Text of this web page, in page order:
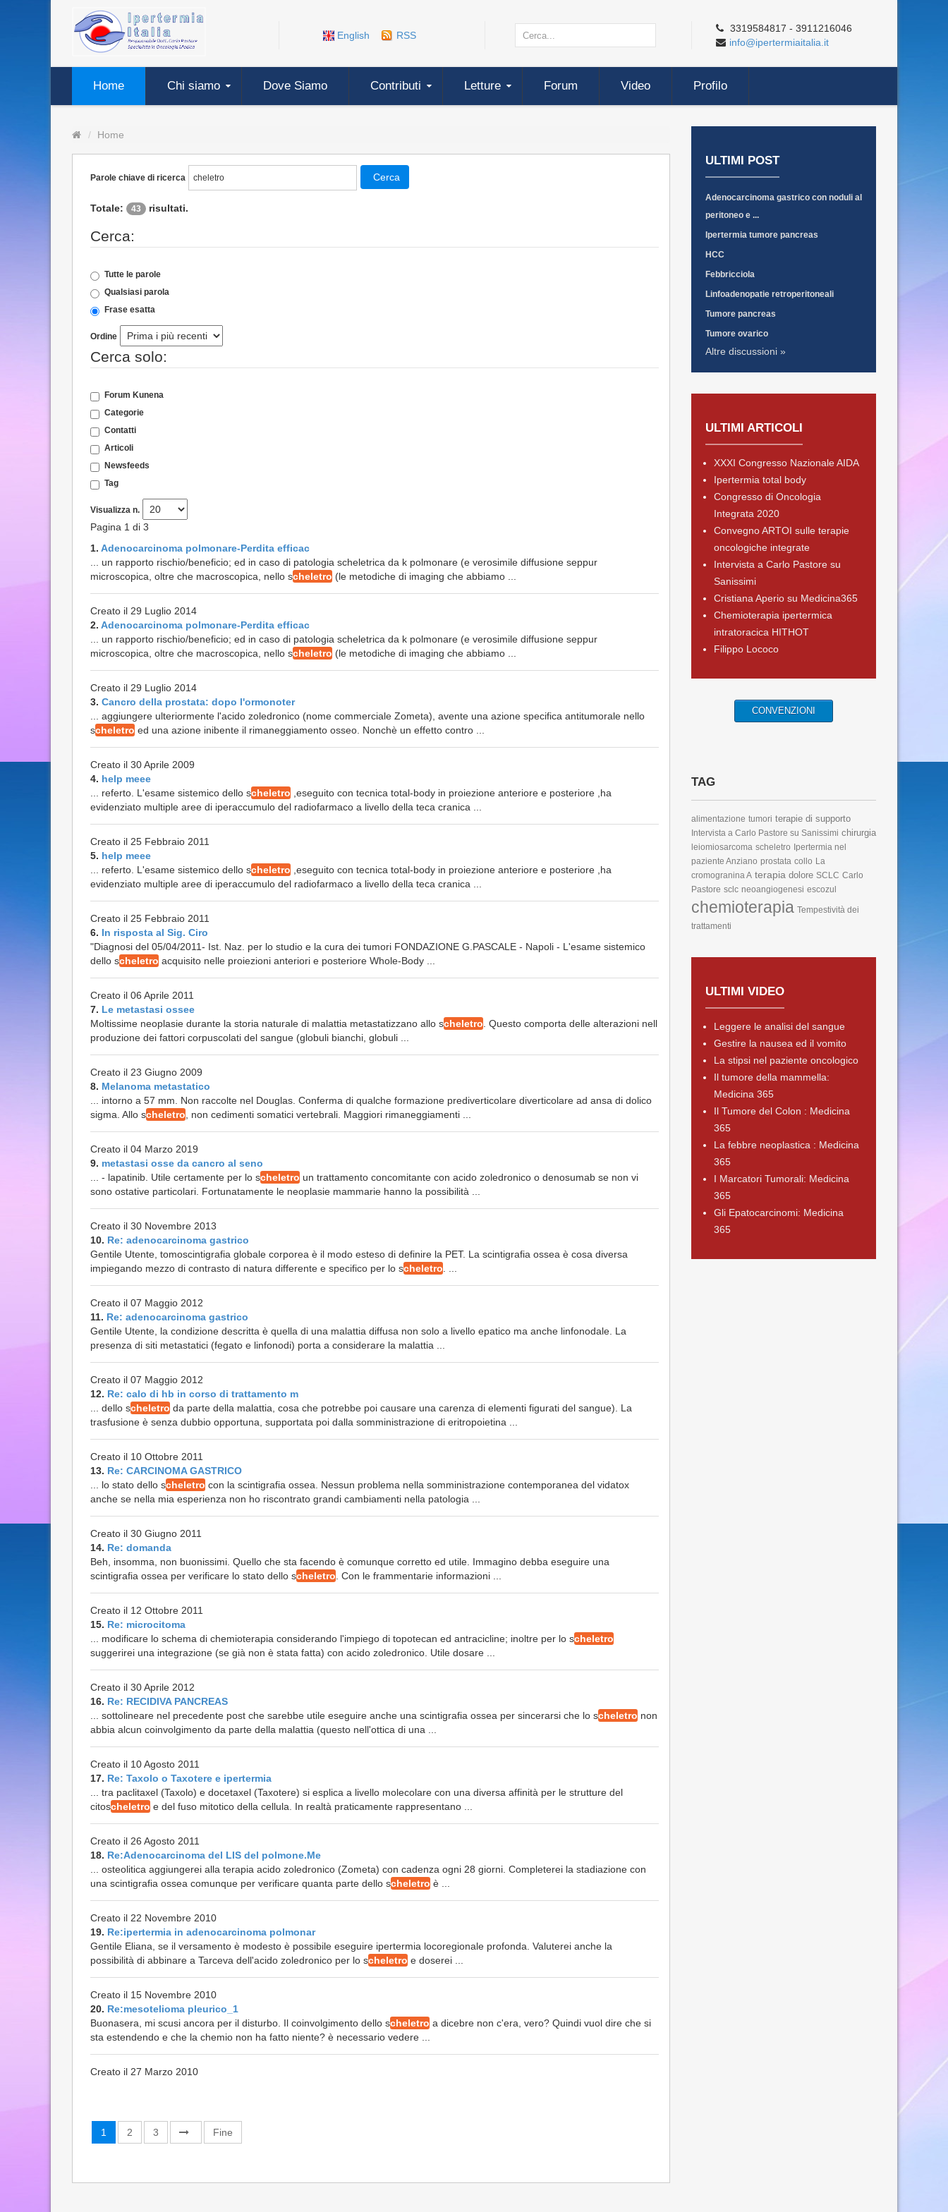
English RSS
3319584817 - 3911216046
info@ipertermiaitalia.it
Home Chi siamo Dove Siamo Contributi Letture Forum Video Profilo
Home
Parole chiave di ricerca Cerca
Totale: 43 risultati.
Cerca:
Tutte le parole
Qualsiasi parola
Frase esatta
Ordine
Cerca solo:
Forum Kunena
Categorie
Contatti
Articoli
Newsfeeds
Tag
Visualizza n.
Pagina 1 di 3
1. Adenocarcinoma polmonare-Perdita efficac
... un rapporto rischio/beneficio; ed in caso di patologia scheletrica da k polmonare (e verosimile diffusione seppur
microscopica, oltre che macroscopica, nello scheletro (le metodiche di imaging che abbiamo ...
Creato il 29 Luglio 2014
2. Adenocarcinoma polmonare-Perdita efficac
... un rapporto rischio/beneficio; ed in caso di patologia scheletrica da k polmonare (e verosimile diffusione seppur
microscopica, oltre che macroscopica, nello scheletro (le metodiche di imaging che abbiamo ...
Creato il 29 Luglio 2014
3. Cancro della prostata: dopo l'ormonoter
... aggiungere ulteriormente l'acido zoledronico (nome commerciale Zometa), avente una azione specifica antitumorale nello
scheletro ed una azione inibente il rimaneggiamento osseo. Nonchè un effetto contro ...
Creato il 30 Aprile 2009
4. help meee
... referto. L'esame sistemico dello scheletro ,eseguito con tecnica total-body in proiezione anteriore e posteriore ,ha
evidenziato multiple aree di iperaccumulo del radiofarmaco a livello della teca cranica ...
Creato il 25 Febbraio 2011
5. help meee
... referto. L'esame sistemico dello scheletro ,eseguito con tecnica total-body in proiezione anteriore e posteriore ,ha
evidenziato multiple aree di iperaccumulo del radiofarmaco a livello della teca cranica ...
Creato il 25 Febbraio 2011
6. In risposta al Sig. Ciro
"Diagnosi del 05/04/2011- Ist. Naz. per lo studio e la cura dei tumori FONDAZIONE G.PASCALE - Napoli - L'esame sistemico
dello scheletro acquisito nelle proiezioni anteriori e posteriore Whole-Body ...
Creato il 06 Aprile 2011
7. Le metastasi ossee
Moltissime neoplasie durante la storia naturale di malattia metastatizzano allo scheletro . Questo comporta delle alterazioni nell
produzione dei fattori corpuscolati del sangue (globuli bianchi, globuli ...
Creato il 23 Giugno 2009
8. Melanoma metastatico
... intorno a 57 mm. Non raccolte nel Douglas. Conferma di qualche formazione prediverticolare diverticolare ad ansa di dolico
sigma. Allo scheletro , non cedimenti somatici vertebrali. Maggiori rimaneggiamenti ...
Creato il 04 Marzo 2019
9. metastasi osse da cancro al seno
... - lapatinib. Utile certamente per lo scheletro un trattamento concomitante con acido zoledronico o denosumab se non vi
sono ostative particolari. Fortunatamente le neoplasie mammarie hanno la possibilità ...
Creato il 30 Novembre 2013
10. Re: adenocarcinoma gastrico
Gentile Utente, tomoscintigrafia globale corporea è il modo esteso di definire la PET. La scintigrafia ossea è cosa diversa
impiegando mezzo di contrasto di natura differente e specifico per lo scheletro
Creato il 07 Maggio 2012
11. Re: adenocarcinoma gastrico
Gentile Utente, la condizione descritta è quella di una malattia diffusa non solo a livello epatico ma anche linfonodale. La
presenza di siti metastatici (fegato e linfonodi) porta a considerare la malattia ...
Creato il 07 Maggio 2012
12. Re: calo di hb in corso di trattamento m
... dello scheletro da parte della malattia, cosa che potrebbe poi causare una carenza di elementi figurati del sangue). La
trasfusione è senza dubbio opportuna, supportata poi dalla somministrazione di eritropoietina ...
Creato il 10 Ottobre 2011
13. Re: CARCINOMA GASTRICO
... lo stato dello scheletro con la scintigrafia ossea. Nessun problema nella somministrazione contemporanea del vidatox
anche se nella mia esperienza non ho riscontrato grandi cambiamenti nella patologia ...
Creato il 30 Giugno 2011
14. Re: domanda
Beh, insomma, non buonissimi. Quello che sta facendo è comunque corretto ed utile. Immagino debba eseguire una
scintigrafia ossea per verificare lo stato dello scheletro . Con le frammentarie informazioni ...
Creato il 12 Ottobre 2011
15. Re: microcitoma
... modificare lo schema di chemioterapia considerando l'impiego di topotecan ed antracicline; inoltre per lo scheletro
suggerirei una integrazione (se già non è stata fatta) con acido zoledronico. Utile dosare ...
Creato il 30 Aprile 2012
16. Re: RECIDIVA PANCREAS
... sottolineare nel precedente post che sarebbe utile eseguire anche una scintigrafia ossea per sincerarsi che lo scheletro non
abbia alcun coinvolgimento da parte della malattia (questo nell'ottica di una ...
Creato il 10 Agosto 2011
17. Re: Taxolo o Taxotere e ipertermia
... tra paclitaxel (Taxolo) e docetaxel (Taxotere) si esplica a livello molecolare con una diversa affinità per le strutture del
citoscheletro e del fuso mitotico della cellula. In realtà praticamente rappresentano ...
Creato il 26 Agosto 2011
18. Re:Adenocarcinoma del LIS del polmone.Me
... osteolitica aggiungerei alla terapia acido zoledronico (Zometa) con cadenza ogni 28 giorni. Completerei la stadiazione con
una scintigrafia ossea comunque per verificare quanta parte dello scheletro è ...
Creato il 22 Novembre 2010
19. Re:ipertermia in adenocarcinoma polmonar
Gentile Eliana, se il versamento è modesto è possibile eseguire ipertermia locoregionale profonda. Valuterei anche la
possibilità di abbinare a Tarceva dell'acido zoledronico per lo scheletro e doserei ...
Creato il 15 Novembre 2010
20. Re:mesotelioma pleurico_1
Buonasera, mi scusi ancora per il disturbo. Il coinvolgimento dello scheletro a dicebre non c'era, vero? Quindi vuol dire che si
sta estendendo e che la chemio non ha fatto niente? è necessario vedere ...
Creato il 27 Marzo 2010
1 2 3 Fine
ULTIMI POST
Adenocarcinoma gastrico con noduli al
peritoneo e ...
Ipertermia tumore pancreas
HCC
Febbricciola
Linfoadenopatie retroperitoneali
Tumore pancreas
Tumore ovarico
Altre discussioni »
ULTIMI ARTICOLI
XXXI Congresso Nazionale AIDA
Ipertermia total body
Congresso di Oncologia
Integrata 2020
Convegno ARTOI sulle terapie
oncologiche integrate
Intervista a Carlo Pastore su
Sanissimi
Cristiana Aperio su Medicina365
Chemioterapia ipertermica
intratoracica HITHOT
Filippo Lococo
CONVENZIONI
TAG
alimentazione tumori terapie di supporto
Intervista a Carlo Pastore su Sanissimi chirurgia
leiomiosarcoma scheletro Ipertermia nel
paziente Anziano prostata collo La
cromogranina A terapia dolore SCLC Carlo
Pastore sclc neoangiogenesi escozul
chemioterapia Tempestività dei
trattamenti
ULTIMI VIDEO
Leggere le analisi del sangue
Gestire la nausea ed il vomito
La stipsi nel paziente oncologico
Il tumore della mammella:
Medicina 365
Il Tumore del Colon : Medicina
365
La febbre neoplastica : Medicina
365
I Marcatori Tumorali: Medicina
365
Gli Epatocarcinomi: Medicina
365